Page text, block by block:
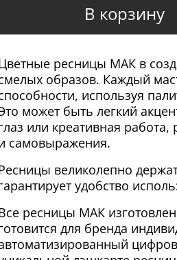
В корзину
ресницы МАК в
образов. Каждый
используя
может быть легкий
или креативная
самовыражения.
великолепно
удобство
ресницы МАК
для бренда